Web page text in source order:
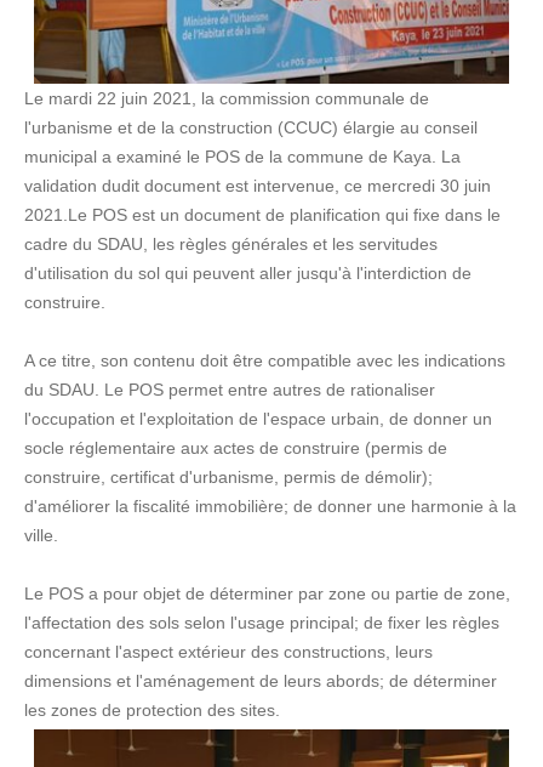
Le mardi 22 juin 2021, la commission communale de
l'urbanisme et de la construction (CCUC) élargie au conseil
municipal a examiné le POS de la commune de Kaya. La
validation dudit document est intervenue, ce mercredi 30 juin
2021.Le POS est un document de planification qui fixe dans le
cadre du SDAU, les règles générales et les servitudes
d'utilisation du sol qui peuvent aller jusqu'à l'interdiction de
construire.
A ce titre, son contenu doit être compatible avec les indications
du SDAU. Le POS permet entre autres de rationaliser
l'occupation et l'exploitation de l'espace urbain, de donner un
socle réglementaire aux actes de construire (permis de
construire, certificat d'urbanisme, permis de démolir);
d'améliorer la fiscalité immobilière; de donner une harmonie à la
ville.
Le POS a pour objet de déterminer par zone ou partie de zone,
l'affectation des sols selon l'usage principal; de fixer les règles
concernant l'aspect extérieur des constructions, leurs
dimensions et l'aménagement de leurs abords; de déterminer
les zones de protection des sites.